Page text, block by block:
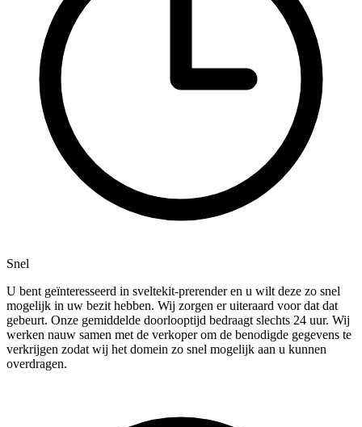
Snel
U bent geïnteresseerd in sveltekit-prerender en u wilt deze zo snel
mogelijk in uw bezit hebben. Wij zorgen er uiteraard voor dat dat
gebeurt. Onze gemiddelde doorlooptijd bedraagt slechts 24 uur. Wij
werken nauw samen met de verkoper om de benodigde gegevens te
verkrijgen zodat wij het domein zo snel mogelijk aan u kunnen
overdragen.